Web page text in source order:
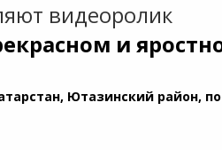
видеоролик
и
Ютазинский район,